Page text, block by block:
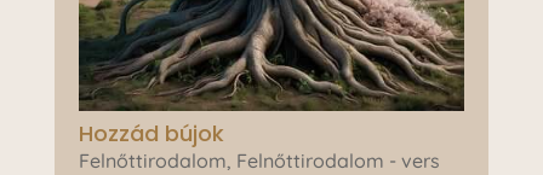
Hozzád bújok
Felnőttirodalom, Felnőttirodalom - vers